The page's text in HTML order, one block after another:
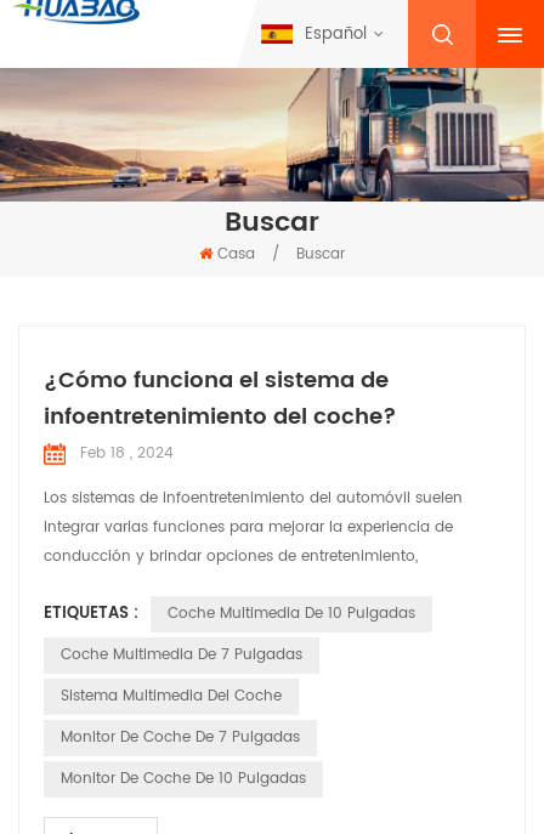
Español
Buscar
Casa / Buscar
¿Cómo funciona el sistema de
infoentretenimiento del coche?
Feb 18 , 2024
Los sistemas de infoentretenimiento del automóvil suelen
integrar varias funciones para mejorar la experiencia de
conducción y brindar opciones de entretenimiento,
continuación se ofrece una descripción general de cómo
funcionan: Interfaz de usuario: los sistemas de
generalmente se mu...
ETIQUETAS :
Coche Multimedia De 10 Pulgadas
Coche Multimedia De 7 Pulgadas
Sistema Multimedia Del Coche
Monitor De Coche De 7 Pulgadas
Monitor De Coche De 10 Pulgadas